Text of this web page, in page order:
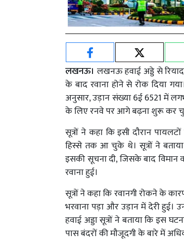
लखनऊ। लखनऊ हवाई अड्डे से
के बाद रवाना होने से रोक दिया
अनुसार, उड़ान संख्या 6ई 6521 में
के लिए रनवे पर आगे बढ़ना शुरू कर
सूत्रों ने कहा कि इसी दौरान
हिस्से तक आ चुके थे। सूत्रों ने बताया
इसकी सूचना दी, जिसके बाद
रवाना हुई।
सूत्रों ने कहा कि रवानगी रोकने के
भरवाना पड़ा और उड़ान में देरी हुई।
हवाई अड्डा सूत्रों ने बताया कि इस
पास बंदरों की मौजूदगी के बारे में